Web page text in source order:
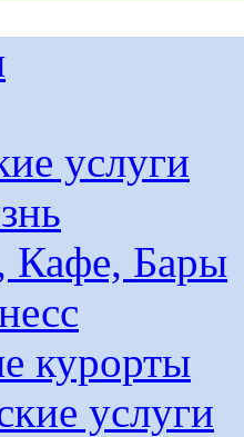
услуги
Кафе, Бары
курорты
услуги